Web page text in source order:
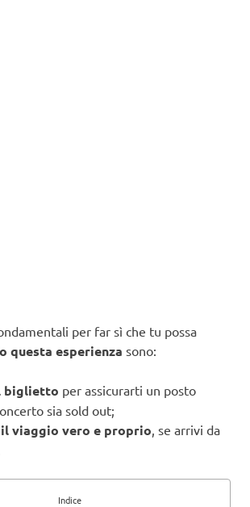
per far sì che tu possa
questa esperienza sono:
biglietto per assicurarti un posto
sia sold out;
viaggio vero e proprio , se arrivi da
Indice